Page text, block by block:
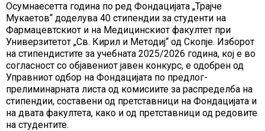
Осумнаесетта година по ред Фондацијата „Трајче
Мукаетов“ доделува 40 стипендии за студенти на
Фармацевтскиот и на Медицинскиот факултет при
Универзитетот „Св. Кирил и Методиј“ од Скопје. Изборот
на стипендистите за учебната 2025/2026 година, кој е во
согласност со објавениот јавен конкурс, е одобрен од
Управниот одбор на Фондацијата по предлог-
прелиминарната листа од комисиите за распределба на
стипендии, составени од претставници на Фондацијата и
на двата факултета, како и од претставници од редовите
на студентите.